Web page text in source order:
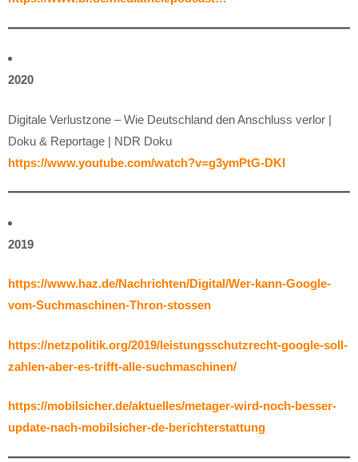
2020
Digitale Verlustzone – Wie Deutschland den Anschluss verlor |
Doku & Reportage | NDR Doku
https://www.youtube.com/watch?v=g3ymPtG-DKI
2019
https://www.haz.de/Nachrichten/Digital/Wer-kann-Google-
vom-Suchmaschinen-Thron-stossen
https://netzpolitik.org/2019/leistungsschutzrecht-google-soll-
zahlen-aber-es-trifft-alle-suchmaschinen/
https://mobilsicher.de/aktuelles/metager-wird-noch-besser-
update-nach-mobilsicher-de-berichterstattung